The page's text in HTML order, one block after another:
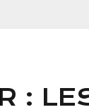
: